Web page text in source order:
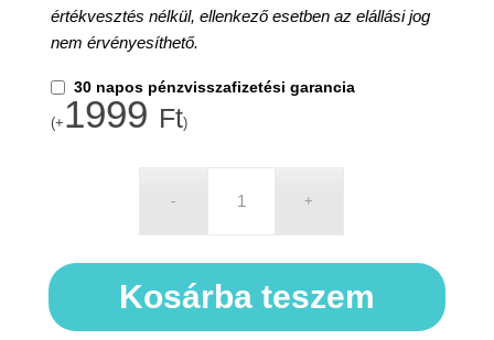
értékvesztés nélkül, ellenkező esetben az elállási jog
nem érvényesíthető.
30 napos pénzvisszafizetési garancia
(+ 1999 Ft)
Kosárba teszem